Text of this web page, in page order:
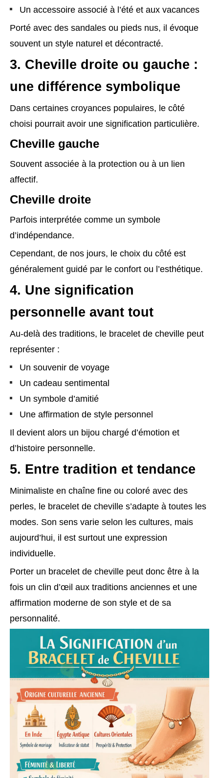
Un accessoire associé à l’été et aux vacances
Porté avec des sandales ou pieds nus, il évoque
souvent un style naturel et décontracté.
3. Cheville droite ou gauche :
une différence symbolique
Dans certaines croyances populaires, le côté
choisi pourrait avoir une signification particulière.
Cheville gauche
Souvent associée à la protection ou à un lien
affectif.
Cheville droite
Parfois interprétée comme un symbole
d’indépendance.
Cependant, de nos jours, le choix du côté est
généralement guidé par le confort ou l’esthétique.
4. Une signification
personnelle avant tout
Au-delà des traditions, le bracelet de cheville peut
représenter :
Un souvenir de voyage
Un cadeau sentimental
Un symbole d’amitié
Une affirmation de style personnel
Il devient alors un bijou chargé d’émotion et
d’histoire personnelle.
5. Entre tradition et tendance
Minimaliste en chaîne fine ou coloré avec des
perles, le bracelet de cheville s’adapte à toutes les
modes. Son sens varie selon les cultures, mais
aujourd’hui, il est surtout une expression
individuelle.
Porter un bracelet de cheville peut donc être à la
fois un clin d’œil aux traditions anciennes et une
affirmation moderne de son style et de sa
personnalité.